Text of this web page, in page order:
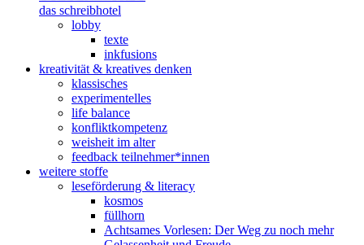
das schreibhotel
lobby
texte
inkfusions
kreativität & kreatives denken
klassisches
experimentelles
life balance
konfliktkompetenz
weisheit im alter
feedback teilnehmer*innen
weitere stoffe
leseförderung & literacy
kosmos
füllhorn
Achtsames Vorlesen: Der Weg zu noch mehr